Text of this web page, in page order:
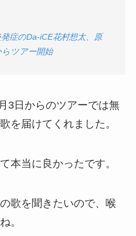
症のDa-iCE花村想太、原
らツアー開始
3日からのツアーでは無
を届けてくれました。
本当に良かったです。
歌を聞きたいので、喉
。